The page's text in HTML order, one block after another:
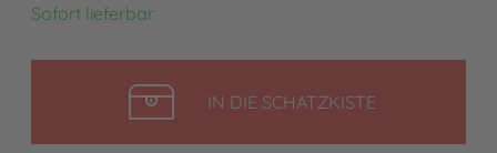
Sofort lieferbar
IN DIE SCHATZKISTELEGEN